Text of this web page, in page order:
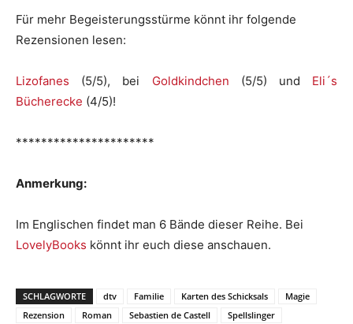
Für mehr Begeisterungsstürme könnt ihr folgende
Rezensionen lesen:
Lizofanes (5/5), bei Goldkindchen (5/5) und Eli´s
Bücherecke (4/5)!
**********************
Anmerkung:
Im Englischen findet man 6 Bände dieser Reihe. Bei
LovelyBooks könnt ihr euch diese anschauen.
SCHLAGWORTE dtv Familie Karten des Schicksals
Magie
Rezension
Roman Sebastien de Castell
Spellslinger